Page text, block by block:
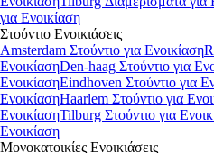
για Ενοικίαση
Στούντιο Ενοικιάσεις
Amsterdam Στούντιο για Ενοικίαση
ΕνοικίασηDen-haag Στούντιο για
ΕνοικίασηEindhoven Στούντιο για
ΕνοικίασηHaarlem Στούντιο για
ΕνοικίασηTilburg Στούντιο για
Ενοικίαση
Μονοκατοικίες Ενοικιάσεις